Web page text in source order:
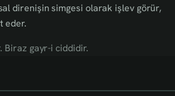
direnişin simgesi olarak işlev görür,
eder.
Biraz gayr-i ciddidir.